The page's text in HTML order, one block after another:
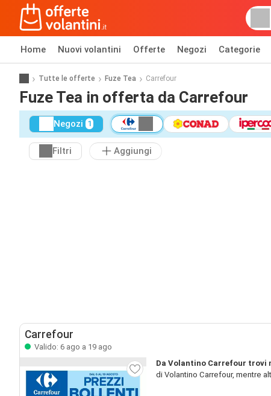
Home Nuovi volantini Offerte Negozi Categorie
Tutte le offerte Fuze Tea Carrefour
Fuze Tea in offerta da Carrefour
Negozi 1
Filtri Aggiungi
Carrefour
Valido: 6 ago a 19 ago
Da Volantino Carrefour trovi
di Volantino Carrefour, mentre